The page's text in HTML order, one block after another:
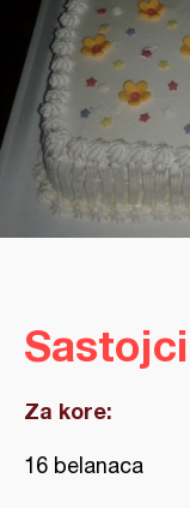
Sastojci
Za kore:
16 belanaca